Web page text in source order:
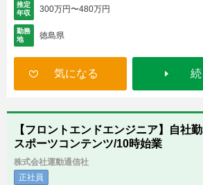
推定
年収
300万円〜480万円
勤務
地
徳島県
気になる
【フロントエンドエンジニア】自社
スポーツコンテンツ/10時始業
株式会社運動通信社
正社員